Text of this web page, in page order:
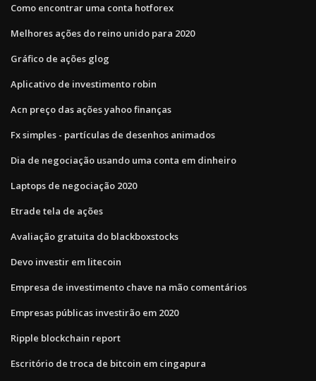
Como encontrar uma conta hotforex
Melhores ações do reino unido para 2020
Gráfico de ações glog
Aplicativo de investimento robin
Acn preço das ações yahoo finanças
Fx simples - partículas de desenhos animados
Dia de negociação usando uma conta em dinheiro
Laptops de negociação 2020
Etrade tela de ações
Avaliação gratuita do blackboxstocks
Devo investir em litecoin
Empresa de investimento chave na mão comentários
Empresas públicas investirão em 2020
Ripple blockchain report
Escritório de troca de bitcoin em cingapura